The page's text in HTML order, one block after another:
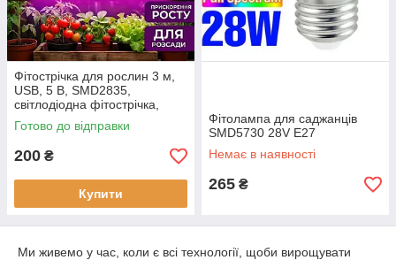
Фітострічка для рослин 3 м,
USB, 5 В, SMD2835,
світлодіодна фітострічка,
стрічка для розсади
Готово до відправки
200 ₴
Купити
Фітолампа для саджанців
SMD5730 28V E27
Немає в наявності
265 ₴
Ми живемо у час, коли є всі технології, щоби вирощувати